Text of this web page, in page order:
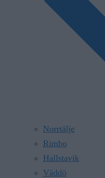
Norrtälje
Rimbo
Hallstavik
Väddö